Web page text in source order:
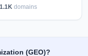
domains
(GEO)?